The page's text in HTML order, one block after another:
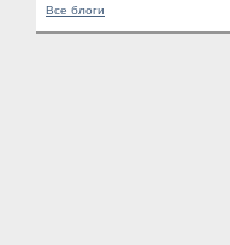
Все блоги